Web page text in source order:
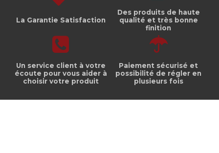
La Garantie Satisfaction
Des produits de haute
qualité et très bonne
finition
Un service client à votre
écoute pour vous aider à
choisir votre produit
Paiement sécurisé et
possibilité de régler en
plusieurs fois